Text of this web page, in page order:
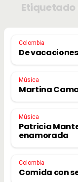
Colombia
De
Música
Martina
Música
Patricia
enamorada
Colombia
Comida con